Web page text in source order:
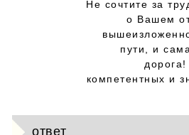
Не сочтите за
о Вашем
пути, и
компетентных и
ответ